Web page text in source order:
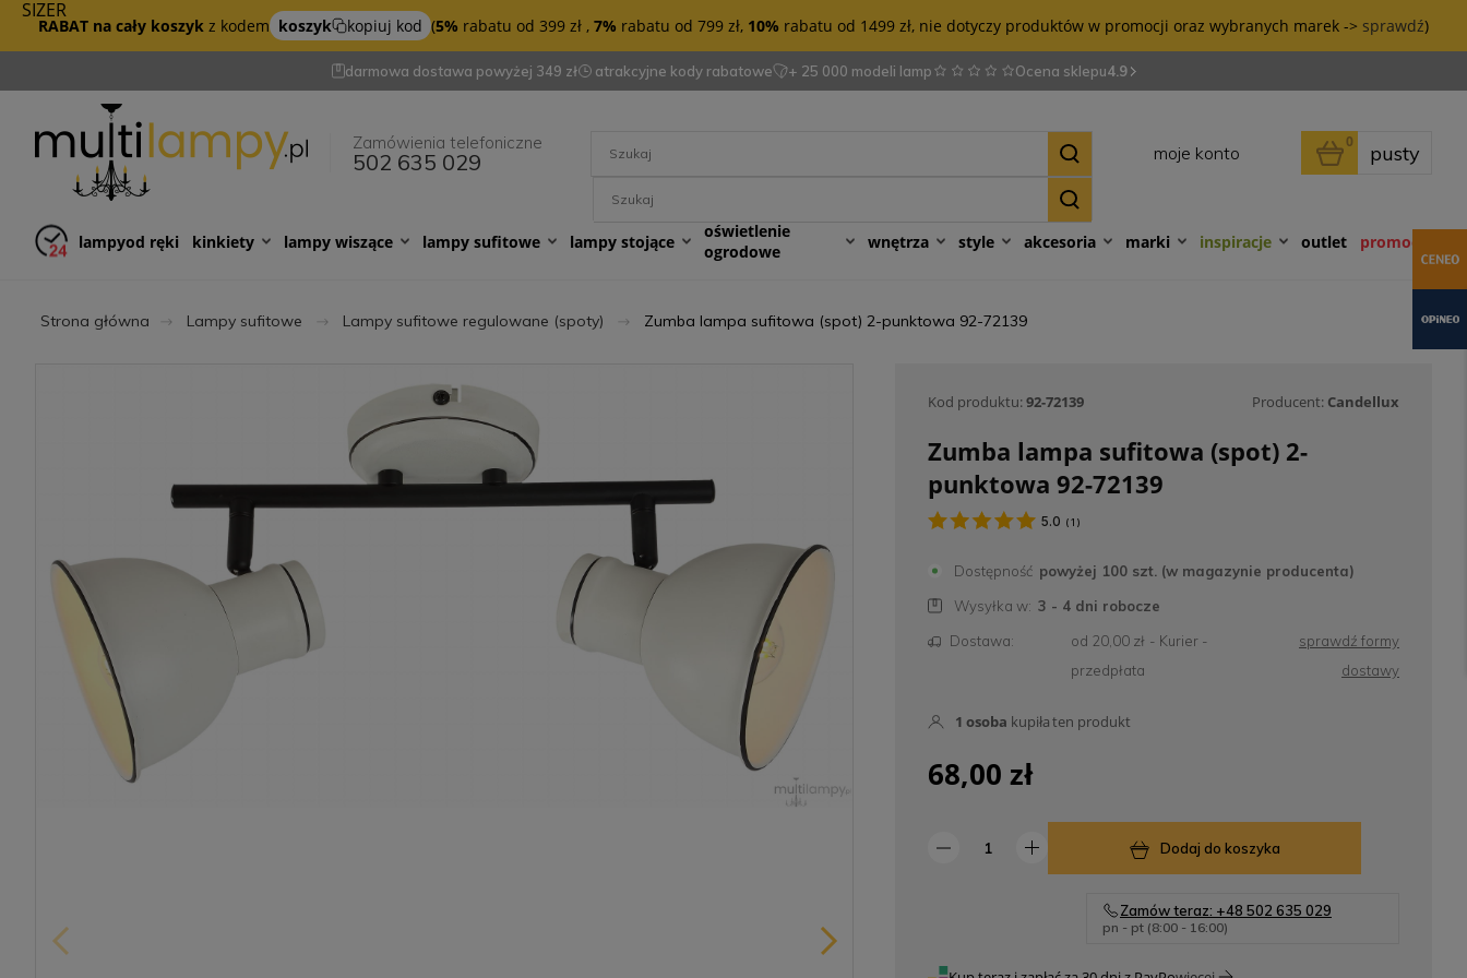
RABAT na cały koszyk z kodem koszyk kopiuj kod (5% rabatu od 399 zł , 7% rabatu od 799 zł, 10% rabatu od 1499 zł, nie dotyczy produktów w promocji oraz wybranych marek -> sprawdź)
darmowa dostawa powyżej 349 zł atrakcyjne kody rabatowe + 25 000 modeli lamp Ocena sklepu4.9
Zamówienia telefoniczne
502 635 029 moje konto pusty
0
lampyod ręki kinkiety lampy wiszące lampy sufitowe lampy stojące
oświetlenie
ogrodowe
wnętrza style akcesoria marki outlet promocje
inspiracje
Strona główna Lampy sufitowe Lampy sufitowe regulowane (spoty) Zumba lampa sufitowa (spot) 2-punktowa 92-72139
Kod produktu:92-72139 Producent: Candellux
Zumba lampa sufitowa (spot) 2-
punktowa 92-72139
5.0 ( 1 )
Dostępność powyżej 100 szt. (w magazynie producenta)
Wysyłka w: 3 - 4 dni robocze
Dostawa:
od 20,00 zł - Kurier -
przedpłata
sprawdź formy
dostawy
1 osoba kupiłaten produkt
68,00 zł
Dodaj do koszyka
Zamów teraz: +48 502 635 029
pn - pt (8:00 - 16:00)
SIZER